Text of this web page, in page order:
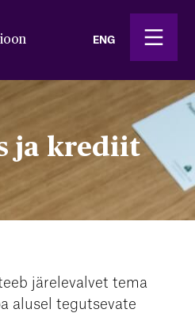
ENG
ja krediit
järelevalvet tema
alusel tegutsevate